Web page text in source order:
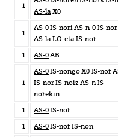
1
AS-laX0
1
AS-0 IS-nori AS-n-0 IS-
AS-laLO-eta IS-nor
1
AS-0AB
1
AS-0IS-nongo X0 IS-nor
IS-nor IS-noiz AS-n IS-
norekin
1
AS-0IS-nor
1
AS-0IS-nor IS-non